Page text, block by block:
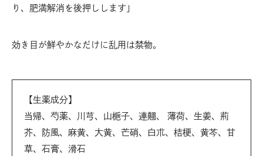
り、肥満解消を後押しします」
効き目が鮮やかなだけに乱用は禁物。
【生薬成分】
当帰、芍薬、川芎、山梔子、連翹、 薄荷、生姜、荊
芥、防風、麻黄、大黄、芒硝、白朮、桔梗、黄芩、甘
草、石膏、滑石